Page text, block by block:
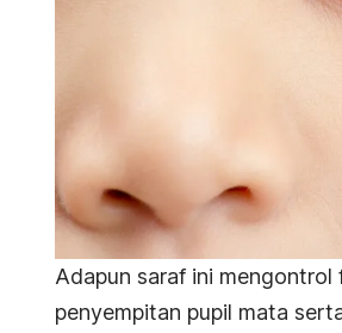
Adapun saraf ini
penyempitan pupil mata